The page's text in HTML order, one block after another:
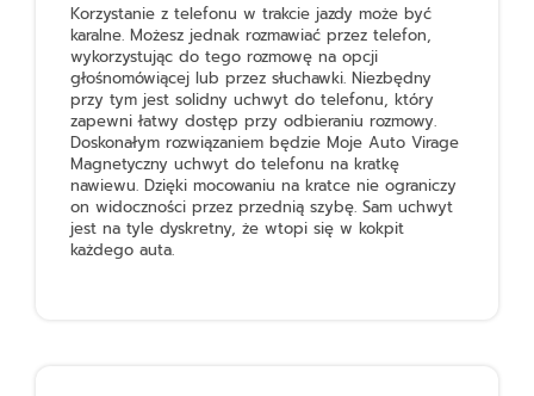
Korzystanie z telefonu w trakcie jazdy może być
karalne. Możesz jednak rozmawiać przez telefon,
wykorzystując do tego rozmowę na opcji
głośnomówiącej lub przez słuchawki. Niezbędny
przy tym jest solidny uchwyt do telefonu, który
zapewni łatwy dostęp przy odbieraniu rozmowy.
Doskonałym rozwiązaniem będzieMoje Auto Virage
Magnetyczny uchwyt do telefonu na kratkę
nawiewu. Dzięki mocowaniu na kratce nie ograniczy
on widoczności przez przednią szybę. Sam uchwyt
jest na tyle dyskretny, że wtopi się w kokpit
każdego auta.